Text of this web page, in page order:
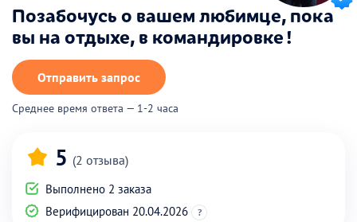
Позабочусь о вашем любимце, пока
вы на отдыхе, в командировке !
Отправить запрос
Среднее время ответа — 1-2 часа
5 (2 отзыва)
Выполнено 2 заказа
Верифицирован 20.04.2026
?